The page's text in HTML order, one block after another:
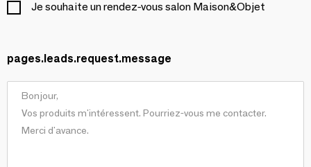
Je souhaite un rendez-vous salon Maison&Objet
pages.leads.request.message